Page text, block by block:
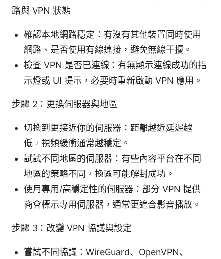
路與 VPN 狀態
確認本地網路穩定：有沒有其他裝置同時使用
網路、是否使用有線連接，避免無線干擾。
檢查 VPN 是否已連線：有無顯示連線成功的指
示燈或 UI 提示，必要時重新啟動 VPN 應用。
步驟 2：更換伺服器與地區
切換到更接近你的伺服器：距離越近延遲越
低，視頻緩衝通常越穩定。
試試不同地區的伺服器：有些內容平台在不同
地區的策略不同，換區可能解封成功。
使用專用/高穩定性的伺服器：部分 VPN 提供
商會標示專用伺服器，通常更適合影音播放。
步驟 3：改變 VPN 協議與設定
嘗試不同協議：WireGuard、OpenVPN、